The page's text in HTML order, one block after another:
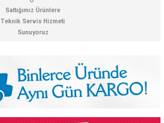
Sattığımız Ürünlere
Teknik Servis Hizmeti
Sunuyoruz